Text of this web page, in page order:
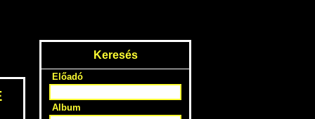
Keresés
Előadó
Album